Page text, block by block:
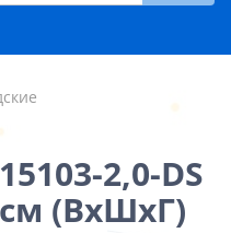
2,0-DS
(ВхШхГ)